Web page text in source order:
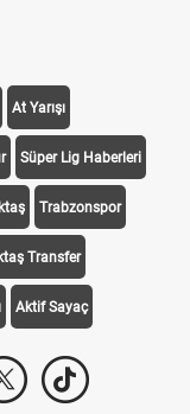
At Yarışı
Süper Lig Haberleri
Trabzonspor
Transfer
Aktif Sayaç